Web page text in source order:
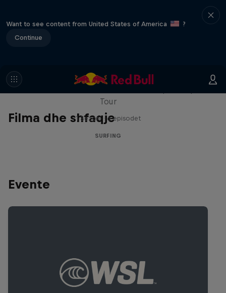
Want to see content from United States of America
?
Continue
Filma dhe shfaqje
WSL Replay
Tour
1 Sezoni · 6 episodet
SURFING
Evente